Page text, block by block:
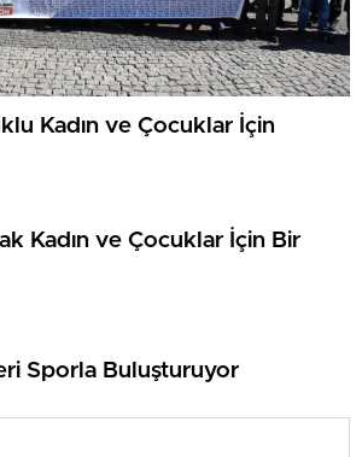
Kadın ve Çocuklar İçin
Kadın ve Çocuklar İçin Bir
Sporla Buluşturuyor